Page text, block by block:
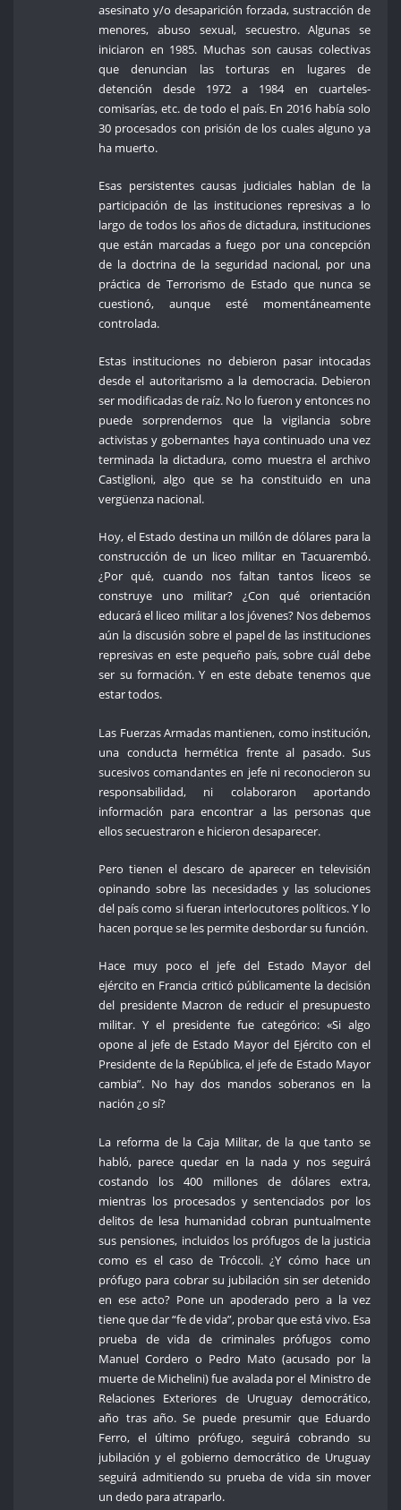
asesinato y/o desaparición forzada, sustracción de
menores, abuso sexual, secuestro. Algunas se
iniciaron en 1985. Muchas son causas colectivas
que denuncian las torturas en lugares de
detención desde 1972 a 1984 en cuarteles-
comisarías, etc. de todo el país. En 2016 había solo
30 procesados con prisión de los cuales alguno ya
ha muerto.
Esas persistentes causas judiciales hablan de la
participación de las instituciones represivas a lo
largo de todos los años de dictadura, instituciones
que están marcadas a fuego por una concepción
de la doctrina de la seguridad nacional, por una
práctica de Terrorismo de Estado que nunca se
cuestionó, aunque esté momentáneamente
controlada.
Estas instituciones no debieron pasar intocadas
desde el autoritarismo a la democracia. Debieron
ser modificadas de raíz. No lo fueron y entonces no
puede sorprendernos que la vigilancia sobre
activistas y gobernantes haya continuado una vez
terminada la dictadura, como muestra el archivo
Castiglioni, algo que se ha constituido en una
vergüenza nacional.
Hoy, el Estado destina un millón de dólares para la
construcción de un liceo militar en Tacuarembó.
¿Por qué, cuando nos faltan tantos liceos se
construye uno militar? ¿Con qué orientación
educará el liceo militar a los jóvenes? Nos debemos
aún la discusión sobre el papel de las instituciones
represivas en este pequeño país, sobre cuál debe
ser su formación. Y en este debate tenemos que
estar todos.
Las Fuerzas Armadas mantienen, como institución,
una conducta hermética frente al pasado. Sus
sucesivos comandantes en jefe ni reconocieron su
responsabilidad, ni colaboraron aportando
información para encontrar a las personas que
ellos secuestraron e hicieron desaparecer.
Pero tienen el descaro de aparecer en televisión
opinando sobre las necesidades y las soluciones
del país como si fueran interlocutores políticos. Y lo
hacen porque se les permite desbordar su función.
Hace muy poco el jefe del Estado Mayor del
ejército en Francia criticó públicamente la decisión
del presidente Macron de reducir el presupuesto
militar. Y el presidente fue categórico: «Si algo
opone al jefe de Estado Mayor del Ejército con el
Presidente de la República, el jefe de Estado Mayor
cambia”. No hay dos mandos soberanos en la
nación ¿o sí?
La reforma de la Caja Militar, de la que tanto se
habló, parece quedar en la nada y nos seguirá
costando los 400 millones de dólares extra,
mientras los procesados y sentenciados por los
delitos de lesa humanidad cobran puntualmente
sus pensiones, incluidos los prófugos de la justicia
como es el caso de Tróccoli. ¿Y cómo hace un
prófugo para cobrar su jubilación sin ser detenido
en ese acto? Pone un apoderado pero a la vez
tiene que dar “fe de vida”, probar que está vivo. Esa
prueba de vida de criminales prófugos como
Manuel Cordero o Pedro Mato (acusado por la
muerte de Michelini) fue avalada por el Ministro de
Relaciones Exteriores de Uruguay democrático,
año tras año. Se puede presumir que Eduardo
Ferro, el último prófugo, seguirá cobrando su
jubilación y el gobierno democrático de Uruguay
seguirá admitiendo su prueba de vida sin mover
un dedo para atraparlo.